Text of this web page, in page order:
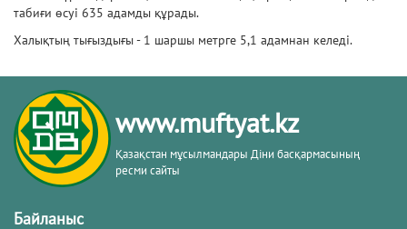
табиғи өсуі 635 адамды құрады.
Халықтың тығыздығы - 1 шаршы метрге 5,1 адамнан келеді.
www.muftyat.kz
Қазақстан мұсылмандары Діни басқармасының
ресми сайты
Байланыс